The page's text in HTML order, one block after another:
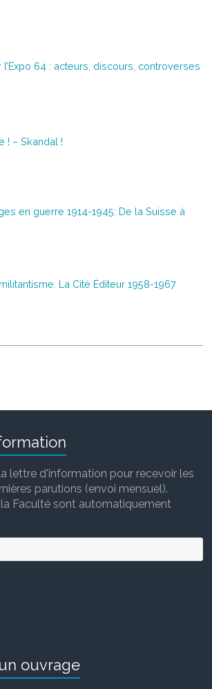
l’Expo 64 : acteurs, discours, controverses
! – Skandal !
en guerre 1914-1945: De la Suisse à
La Cité Éditeur 1958-1967
lettre d'information pour recevoir les
parutions (envoi mensuel).
Faculté sont automatiquement
ouvrage